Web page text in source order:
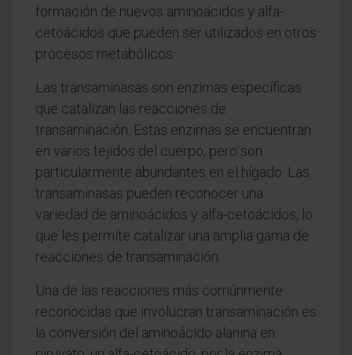
formación de nuevos aminoácidos y alfa-
cetoácidos que pueden ser utilizados en otros
procesos metabólicos.
Las transaminasas son enzimas específicas
que catalizan las reacciones de
transaminación. Estas enzimas se encuentran
en varios tejidos del cuerpo, pero son
particularmente abundantes en el hígado. Las
transaminasas pueden reconocer una
variedad de aminoácidos y alfa-cetoácidos, lo
que les permite catalizar una amplia gama de
reacciones de transaminación.
Una de las reacciones más comúnmente
reconocidas que involucran transaminación es
la conversión del aminoácido alanina en